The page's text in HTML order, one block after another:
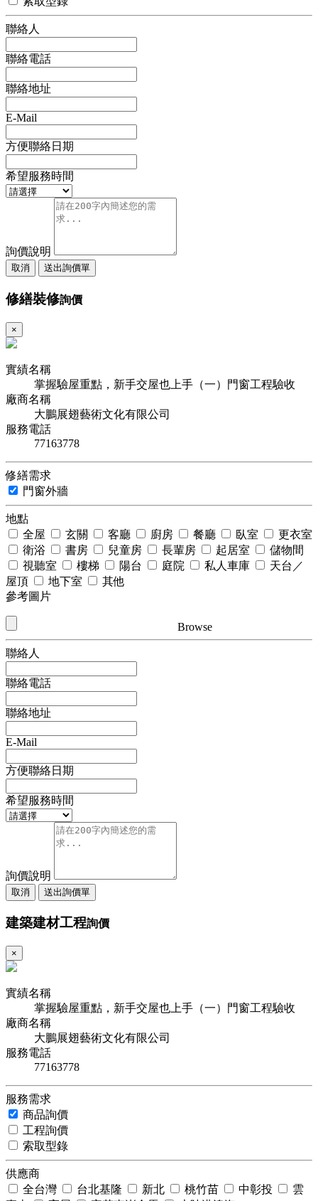
聯絡人
聯絡電話
聯絡地址
E-Mail
方便聯絡日期
希望服務時間
詢價說明
取消 送出詢價單
修繕裝修詢價
×
實績名稱
掌握驗屋重點，新手交屋也上手（一）門窗工程驗收
廠商名稱
大鵬展翅藝術文化有限公司
服務電話
77163778
修繕需求
門窗外牆
地點
全屋
玄關 客廳 廚房 餐廳 臥室
更衣室
衛浴
書房 兒童房 長輩房 起居室
儲物間
視聽室
樓梯 陽台 庭院 私人車庫
天台／
屋頂
地下室
其他
參考圖片
Browse
聯絡人
聯絡電話
聯絡地址
E-Mail
方便聯絡日期
希望服務時間
詢價說明
取消 送出詢價單
建築建材工程詢價
×
實績名稱
掌握驗屋重點，新手交屋也上手（一）門窗工程驗收
廠商名稱
大鵬展翅藝術文化有限公司
服務電話
77163778
服務需求
商品詢價
工程詢價
索取型錄
供應商
全台灣
台北基隆 新北 桃竹苗 中彰投
雲